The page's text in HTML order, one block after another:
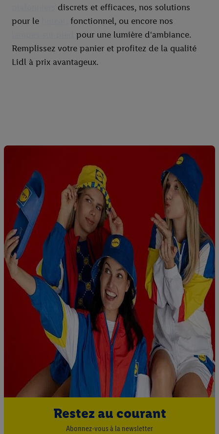
discrets et efficaces, nos solutions
pour le
fonctionnel, ou encore nos
pour une lumière d'ambiance.
Remplissez votre panier et profitez de la qualité
Lidl à prix avantageux.
Restez au courant
Abonnez-vous à la newsletter